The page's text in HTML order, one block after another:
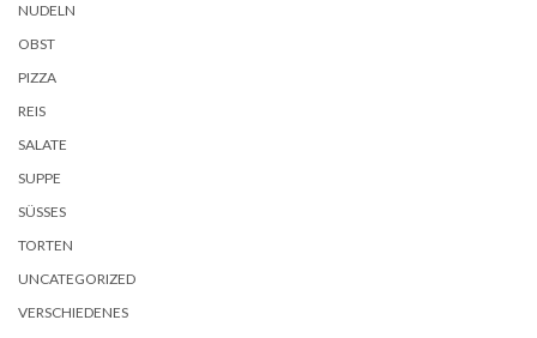
NUDELN
OBST
PIZZA
REIS
SALATE
SUPPE
SÜSSES
TORTEN
UNCATEGORIZED
VERSCHIEDENES